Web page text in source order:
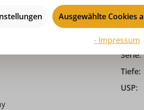
Motiv:
Saison:
Serie:
Tiefe:
USP:
Ausgewählte Cookies
- Impressum